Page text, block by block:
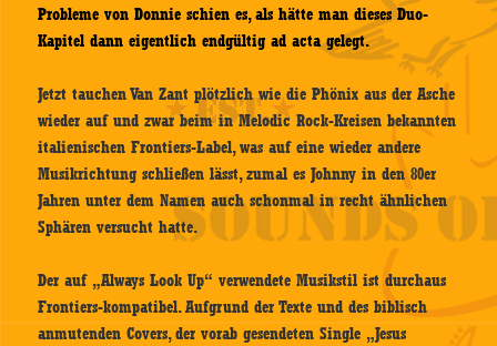
Probleme von Donnie schien es, als hätte man dieses Duo-
Kapitel dann eigentlich endgültig ad acta gelegt.
Jetzt tauchen Van Zant plötzlich wie die Phönix aus der Asche
wieder auf und zwar beim in Melodic Rock-Kreisen bekannten
italienischen Frontiers-Label, was auf eine wieder andere
Musikrichtung schließen lässt, zumal es Johnny in den 80er
Jahren unter dem Namen auch schonmal in recht ähnlichen
Sphären versucht hatte.
Der auf „Always Look Up“ verwendete Musikstil ist durchaus
Frontiers-kompatibel. Aufgrund der Texte und des biblisch
anmutenden Covers, der vorab gesendeten Single „Jesus